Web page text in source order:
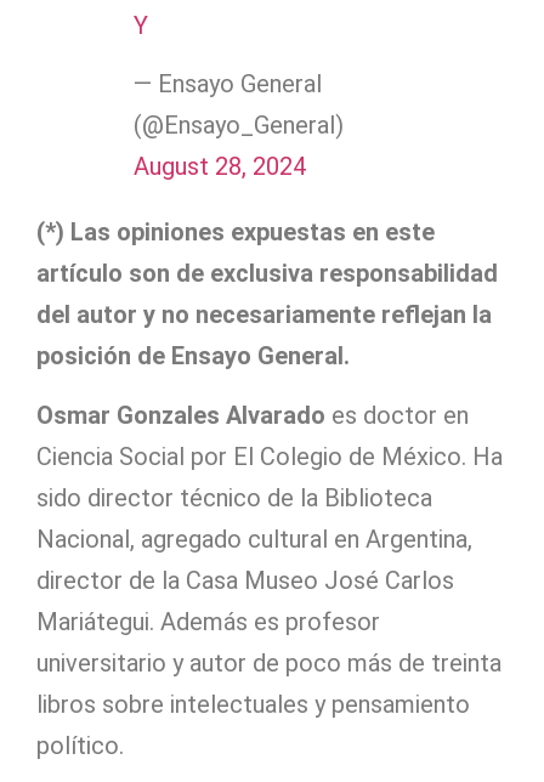
Y
— Ensayo General
(@Ensayo_General)
August 28, 2024
(*) Las opiniones expuestas en este
artículo son de exclusiva responsabilidad
del autor y no necesariamente reflejan la
posición de Ensayo General.
Osmar Gonzales Alvarado es doctor en
Ciencia Social por El Colegio de México. Ha
sido director técnico de la Biblioteca
Nacional, agregado cultural en Argentina,
director de la Casa Museo José Carlos
Mariátegui. Además es profesor
universitario y autor de poco más de treinta
libros sobre intelectuales y pensamiento
político.